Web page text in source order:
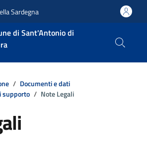
Sardegna
di Sant'Antonio di
Documenti e dati
supporto
Note Legali